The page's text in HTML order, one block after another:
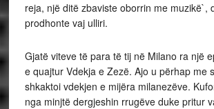
reja, një ditë zbaviste oborrin me muzikë`,
prodhonte vaj ulliri.
Gjatë viteve të para të tij në Milano ra një
e quajtur Vdekja e Zezë. Ajo u përhap me
shkaktoi vdekjen e mijëra milanezëve.
nga minjtë dergjeshin rrugëve duke pritur